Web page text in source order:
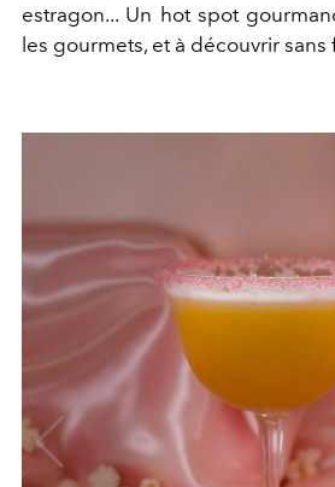
estragon... Un hot spot
les gourmets, et à découvrir sans